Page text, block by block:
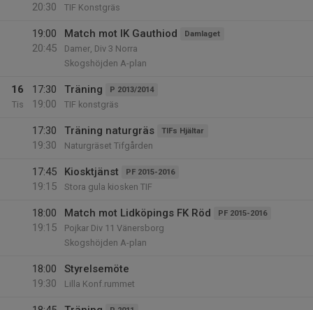
20:30
TIF Konstgräs
19:00
20:45
Match mot IK Gauthiod Damlaget
Damer, Div 3 Norra
Skogshöjden A-plan
16
Tis
17:30
19:00
Träning P 2013/2014
TIF konstgräs
17:30
19:30
Träning naturgräs TIFs Hjältar
Naturgräset Tifgården
17:45
19:15
Kiosktjänst PF 2015-2016
Stora gula kiosken TIF
18:00
19:15
Match mot Lidköpings FK Röd PF 2015-2016
Pojkar Div 11 Vänersborg
Skogshöjden A-plan
18:00
19:30
Styrelsemöte
Lilla Konf.rummet